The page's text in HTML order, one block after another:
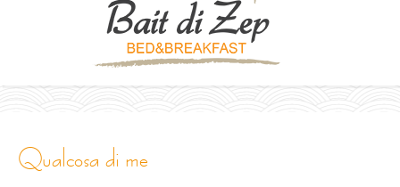
qualcosa di me